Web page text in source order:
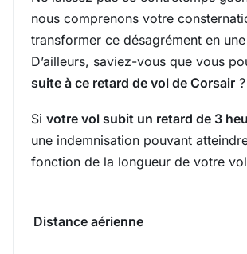
nous comprenons votre
transformer ce désagrément en
D’ailleurs, saviez-vous que vous
suite à ce retard de vol de Corsair ?
Si votre vol subit un retard de 3
une indemnisation pouvant
fonction de la longueur de votre
Distance aérienne